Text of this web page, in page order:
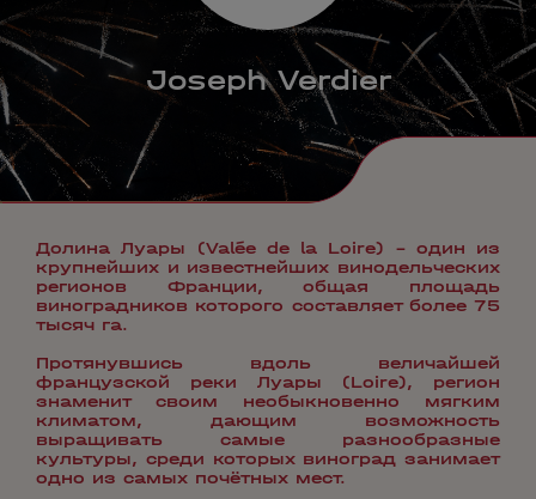
Joseph Verdier
Долина Луары (Valée de la Loire) – один из
крупнейших и известнейших винодельческих
регионов Франции, общая площадь
виноградников которого составляет более 75
тысяч га.
Протянувшись вдоль величайшей
французской реки Луары (Loire), регион
знаменит своим необыкновенно мягким
климатом, дающим возможность
выращивать самые разнообразные
культуры, среди которых виноград занимает
одно из самых почётных мест.